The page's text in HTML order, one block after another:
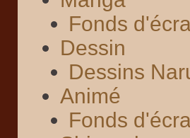
Fonds
Dessin
Dessins
Animé
Fonds